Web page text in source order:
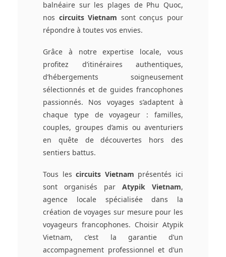
balnéaire sur les plages de Phu Quoc,
nos circuits Vietnam sont conçus pour
répondre à toutes vos envies.
Grâce à notre expertise locale, vous
profitez d’itinéraires authentiques,
d’hébergements soigneusement
sélectionnés et de guides francophones
passionnés. Nos voyages s’adaptent à
chaque type de voyageur : familles,
couples, groupes d’amis ou aventuriers
en quête de découvertes hors des
sentiers battus.
Tous lescircuits Vietnam présentés ici
sont organisés par Atypik Vietnam,
agence locale spécialisée dans la
création de voyages sur mesure pour les
voyageurs francophones. Choisir Atypik
Vietnam, c’est la garantie d’un
accompagnement professionnel et d’un